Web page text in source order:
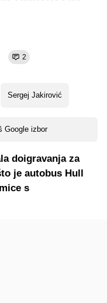
2
Sergej Jakirović
Google izbor
doigravanja za
je autobus Hull
s